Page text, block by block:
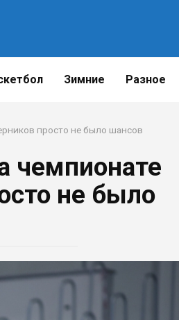
Зимние Разное
просто не было шансов
чемпионате
не было